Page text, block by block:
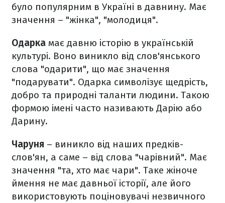
було популярним в Україні в давнину. Має
значення – "жінка", "молодиця".
Одарка має давню історію в українській
культурі. Воно виникло від слов'янського
слова "одарити", що має значення
"подарувати". Одарка символізує щедрість,
добро та природні таланти людини. Такою
формою імені часто називають Дарію або
Дарину.
Чаруня – виникло від наших предків-
слов'ян, а саме – від слова "чарівний". Має
значення "та, хто має чари". Таке жіноче
ймення не має давньої історії, але його
використовують поціновувачі незвичного